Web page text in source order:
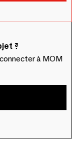
?
à MOM